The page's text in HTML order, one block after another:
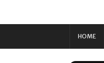
HOME